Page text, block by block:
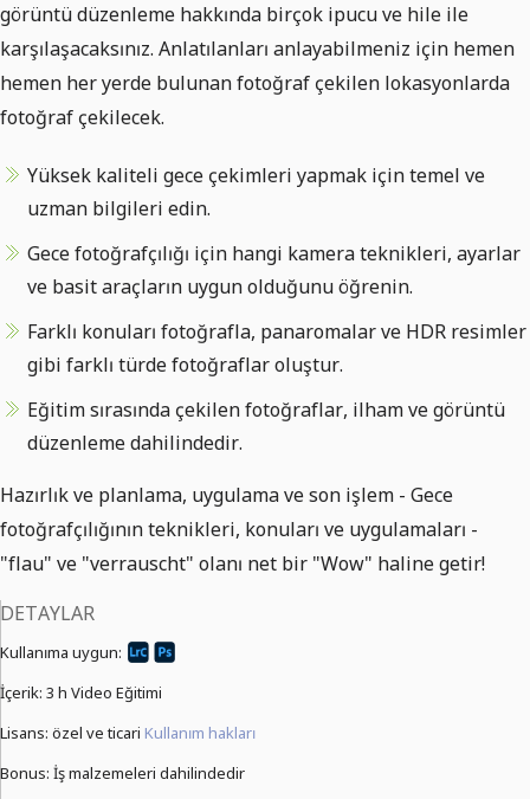
görüntü düzenleme hakkında birçok ipucu ve hile ile
karşılaşacaksınız. Anlatılanları anlayabilmeniz için hemen
hemen her yerde bulunan fotoğraf çekilen lokasyonlarda
fotoğraf çekilecek.
Yüksek kaliteli gece çekimleri yapmak için temel ve
uzman bilgileri edin.
Gece fotoğrafçılığı için hangi kamera teknikleri, ayarlar
ve basit araçların uygun olduğunu öğrenin.
Farklı konuları fotoğrafla, panaromalar ve HDR resimler
gibi farklı türde fotoğraflar oluştur.
Eğitim sırasında çekilen fotoğraflar, ilham ve görüntü
düzenleme dahilindedir.
Hazırlık ve planlama, uygulama ve son işlem - Gece
fotoğrafçılığının teknikleri, konuları ve uygulamaları -
"flau" ve "verrauscht" olanı net bir "Wow" haline getir!
DETAYLAR
Kullanıma uygun:
İçerik: 3 h Video Eğitimi
Lisans: özel ve ticari Kullanım hakları
Bonus: İş malzemeleri dahilindedir